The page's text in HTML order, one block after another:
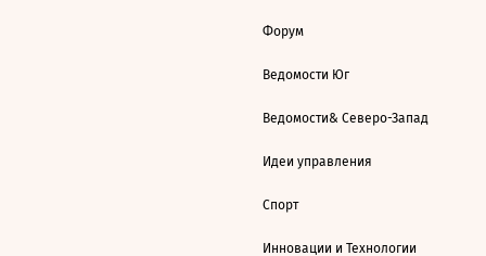
Форум
Ведомости Юг
Ведомости& Северо-Запад
Идеи управления
Спорт
Инновации и Технологии